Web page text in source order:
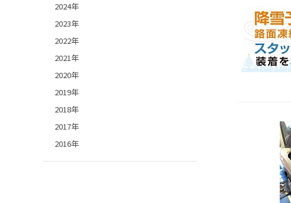
2024年
2023年
2022年
2021年
2020年
2019年
2018年
2017年
2016年